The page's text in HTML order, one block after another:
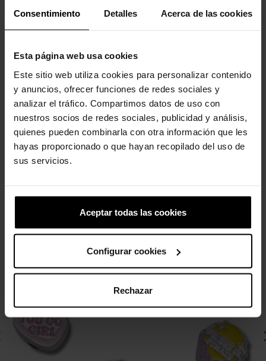
Consentimiento Detalles Acerca de las cookies
Esta página web usa cookies
Este sitio web utiliza cookies para personalizar contenido
y anuncios, ofrecer funciones de redes sociales y
analizar el tráfico. Compartimos datos de uso con
nuestros socios de redes sociales, publicidad y análisis,
quienes pueden combinarla con otra información que les
hayas proporcionado o que hayan recopilado del uso de
sus servicios.
Aceptar todas las cookies
Configurar cookies
Rechazar
5,99 € 4,79 € 59,90 € 47,92 €
4 otros productos de la misma
categoría: